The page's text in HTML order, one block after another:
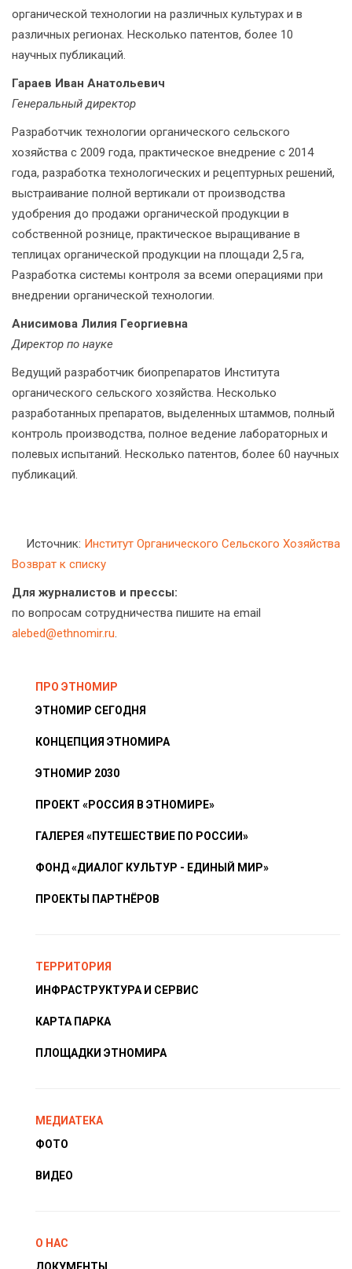
органической технологии на различных культурах и в
различных регионах. Несколько патентов, более 10
научных публикаций.
Гараев Иван Анатольевич
Генеральный директор
Разработчик технологии органического сельского
хозяйства с 2009 года, практическое внедрение с 2014
года, разработка технологических и рецептурных решений,
выстраивание полной вертикали от производства
удобрения до продажи органической продукции в
собственной рознице, практическое выращивание в
теплицах органической продукции на площади 2,5 га,
Разработка системы контроля за всеми операциями при
внедрении органической технологии.
Анисимова Лилия Георгиевна
Директор по науке
Ведущий разработчик биопрепаратов Института
органического сельского хозяйства. Несколько
разработанных препаратов, выделенных штаммов, полный
контроль производства, полное ведение лабораторных и
полевых испытаний. Несколько патентов, более 60 научных
публикаций.
Источник: Институт Органического Сельского Хозяйства
Возврат к списку
Для журналистов и прессы:
по вопросам сотрудничества пишите на email
alebed@ethnomir.ru.
ПРО ЭТНОМИР
ЭТНОМИР СЕГОДНЯ
КОНЦЕПЦИЯ ЭТНОМИРА
ЭТНОМИР 2030
ПРОЕКТ «РОССИЯ В ЭТНОМИРЕ»
ГАЛЕРЕЯ «ПУТЕШЕСТВИЕ ПО РОССИИ»
ФОНД «ДИАЛОГ КУЛЬТУР - ЕДИНЫЙ МИР»
ПРОЕКТЫ ПАРТНЁРОВ
ТЕРРИТОРИЯ
ИНФРАСТРУКТУРА И СЕРВИС
КАРТА ПАРКА
ПЛОЩАДКИ ЭТНОМИРА
МЕДИАТЕКА
ФОТО
ВИДЕО
О НАС